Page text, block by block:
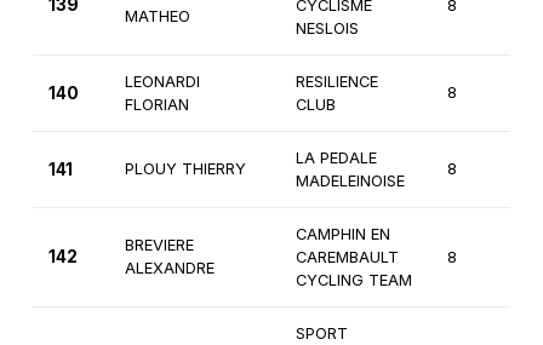
139
MATHEO
CYCLISME
NESLOIS
8
140
LEONARDI
FLORIAN
RESILIENCE
CLUB
8
141 PLOUY THIERRY
LA PEDALE
MADELEINOISE
8
142
BREVIERE
ALEXANDRE
CAMPHIN EN
CAREMBAULT
CYCLING TEAM
8
SPORT